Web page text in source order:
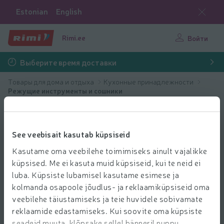
See veebisait kasutab küpsiseid
Kasutame oma veebilehe toimimiseks ainult vajalikke
küpsised. Me ei kasuta muid küpsiseid, kui te neid ei
luba. Küpsiste lubamisel kasutame esimese ja
kolmanda osapoole jõudlus- ja reklaamiküpsiseid oma
veebilehe täiustamiseks ja teie huvidele sobivamate
reklaamide edastamiseks. Kui soovite oma küpsiste
Estonian English
Rimi.ee Войти
Выберите время доставки
Товары для дома и отдыха
Кухонные принадлежности
Режущие инструменты и сошники